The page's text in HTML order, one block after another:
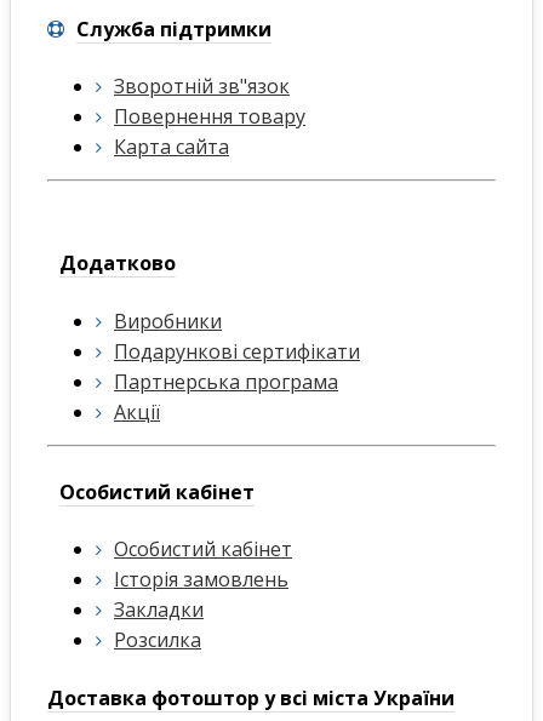
Служба підтримки
Зворотній зв"язок
Повернення товару
Карта сайта
Додатково
Виробники
Подарункові сертифікати
Партнерська програма
Акції
Особистий кабінет
Особистий кабінет
Історія замовлень
Закладки
Розсилка
Доставка фотоштор у всі міста України